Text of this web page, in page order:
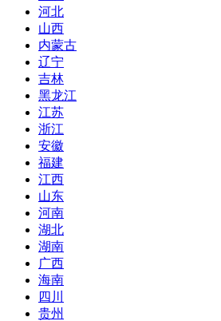
河北
山西
内蒙古
辽宁
吉林
黑龙江
江苏
浙江
安徽
福建
江西
山东
河南
湖北
湖南
广西
海南
四川
贵州